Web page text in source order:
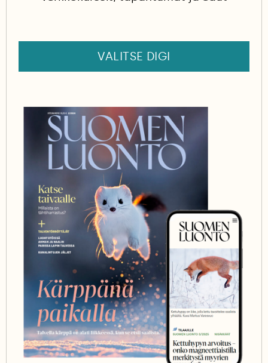
VALITSE DIGI